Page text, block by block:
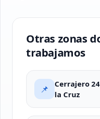
Otras zonas
trabajamos
📌
Cerrajero
la Cruz